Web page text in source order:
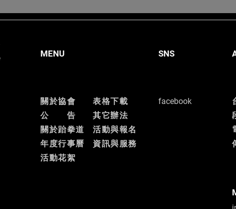
MENU SNS
關於協會
公 告
關於跆拳道
​年度行事曆
​活動花絮
表格下載
其它辦法
活動與報名
資訊與服務
facebook